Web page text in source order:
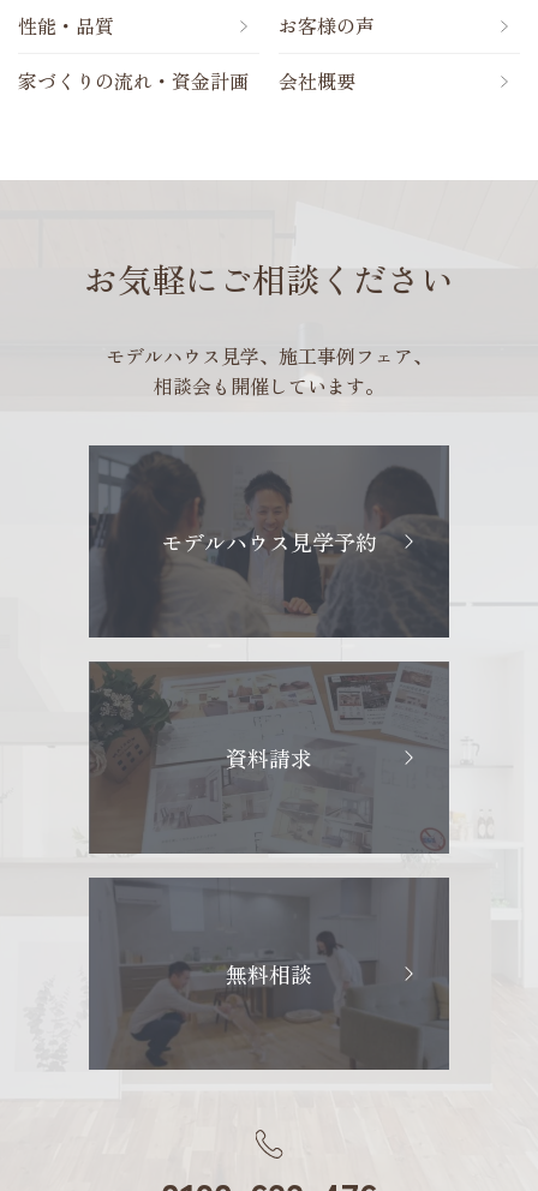
性能・品質
家づくりの流れ・資金計画
お客様の声
会社概要
お気軽にご相談ください
モデルハウス見学、施工事例フェア、
相談会も開催しています。
モデルハウス見学予約
資料請求
無料相談